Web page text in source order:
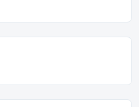
bilgiler bulunuyor.
olmalı.